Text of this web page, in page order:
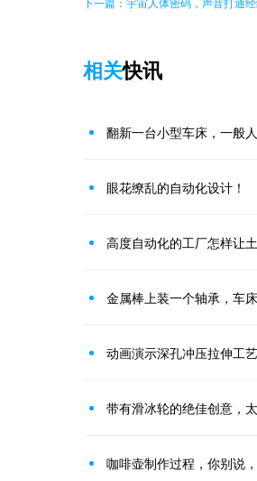
相关快讯
翻新一台小型车床，一般
眼花缭乱的自动化设计！
高度自动化的工厂怎样让
金属棒上装一个轴承，车
动画演示深孔冲压拉伸工
带有滑冰轮的绝佳创意，
咖啡壶制作过程，你别说